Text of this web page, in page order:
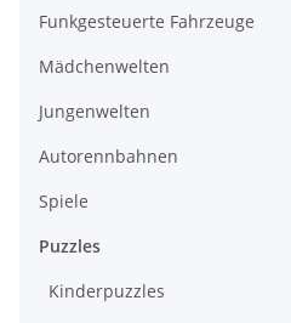
Funkgesteuerte Fahrzeuge
Mädchenwelten
Jungenwelten
Autorennbahnen
Spiele
Puzzles
Kinderpuzzles